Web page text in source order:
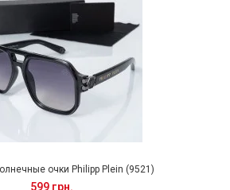
очки Philipp Plein (9521)
599 грн.